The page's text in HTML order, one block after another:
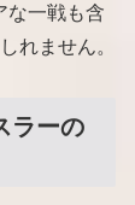
な一戦も含
れません。
ラーの